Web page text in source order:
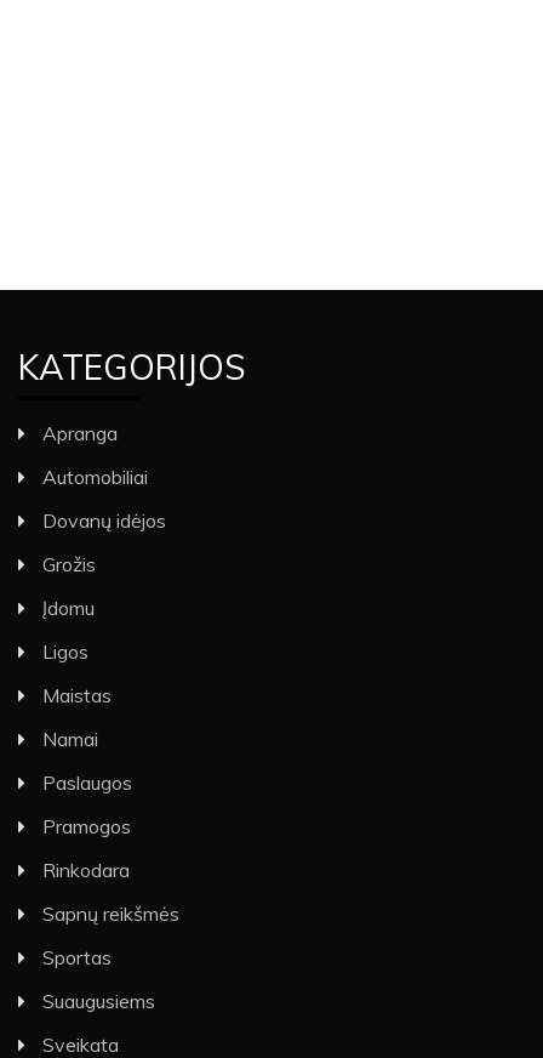
KATEGORIJOS
Apranga
Automobiliai
Dovanų idėjos
Grožis
Įdomu
Ligos
Maistas
Namai
Paslaugos
Pramogos
Rinkodara
Sapnų reikšmės
Sportas
Suaugusiems
Sveikata